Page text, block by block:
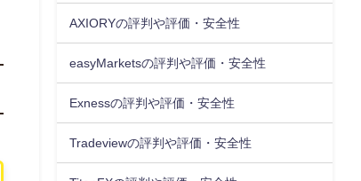
AXIORYの評判や評価・安全性
easyMarketsの評判や評価・安全性
Exnessの評判や評価・安全性
Tradeviewの評判や評価・安全性